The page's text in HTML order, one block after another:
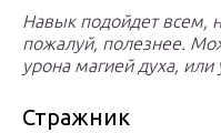
Навык подойдет всем,
пожалуй, полезнее.
урона магией духа,
Стражник